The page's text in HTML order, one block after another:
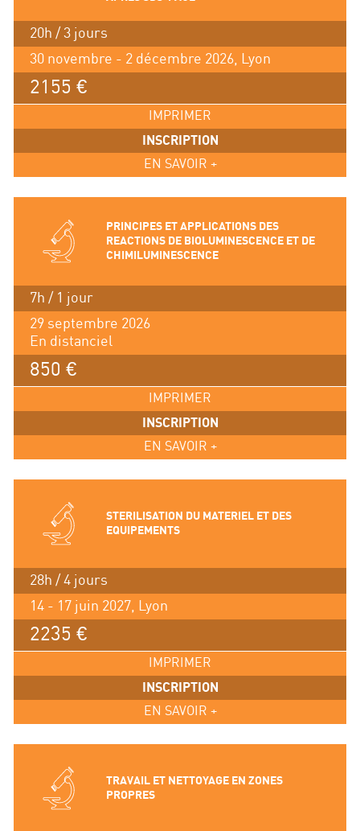
20h / 3 jours
30 novembre - 2 décembre 2026, Lyon
2155 €
IMPRIMER
INSCRIPTION
EN SAVOIR +
PRINCIPES ET APPLICATIONS DES
REACTIONS DE BIOLUMINESCENCE ET DE
CHIMILUMINESCENCE
7h / 1 jour
29 septembre 2026
En distanciel
850 €
IMPRIMER
INSCRIPTION
EN SAVOIR +
STERILISATION DU MATERIEL ET DES
EQUIPEMENTS
28h / 4 jours
14 - 17 juin 2027, Lyon
2235 €
IMPRIMER
INSCRIPTION
EN SAVOIR +
TRAVAIL ET NETTOYAGE EN ZONES
PROPRES